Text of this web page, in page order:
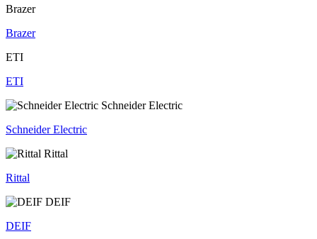
Brazer
Brazer
ETI
ETI
Schneider Electric
Schneider Electric
Rittal
Rittal
DEIF
DEIF